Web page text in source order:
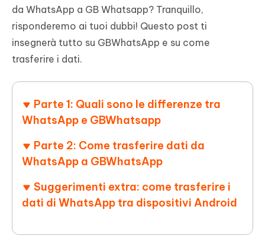
da WhatsApp a GB Whatsapp? Tranquillo,
risponderemo ai tuoi dubbi! Questo post ti
insegnerà tutto su GBWhatsApp e su come
trasferire i dati.
Parte 1: Quali sono le differenze tra
WhatsApp e GBWhatsapp
Parte 2: Come trasferire dati da
WhatsApp a GBWhatsApp
Suggerimenti extra: come trasferire i
dati di WhatsApp tra dispositivi Android